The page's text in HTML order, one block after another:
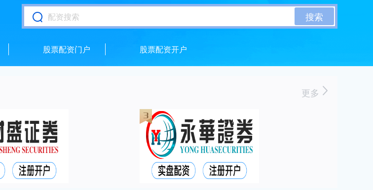
搜索
股票配资门户 股票配资开户
更多